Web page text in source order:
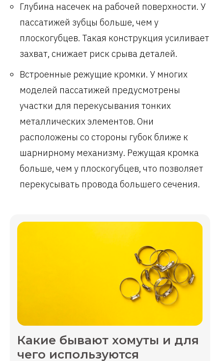
Глубина насечек на рабочей поверхности. У
пассатижей зубцы больше, чем у
плоскогубцев. Такая конструкция усиливает
захват, снижает риск срыва деталей.
Встроенные режущие кромки. У многих
моделей пассатижей предусмотрены
участки для перекусывания тонких
металлических элементов. Они
расположены со стороны губок ближе к
шарнирному механизму. Режущая кромка
больше, чем у плоскогубцев, что позволяет
перекусывать провода большего сечения.
Какие бывают хомуты и для
чего используются